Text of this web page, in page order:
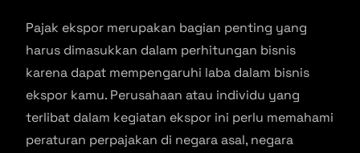
Pajak ekspor merupakan bagian penting yang
harus dimasukkan dalam perhitungan bisnis
karena dapat mempengaruhi laba dalam bisnis
ekspor kamu. Perusahaan atau individu yang
terlibat dalam kegiatan ekspor ini perlu memahami
peraturan perpajakan di negara asal, negara